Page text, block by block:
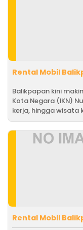
Rental Mobil
Balikpapan kini
Kota Negara (IKN)
kerja, hingga wisata
Rental Mobil